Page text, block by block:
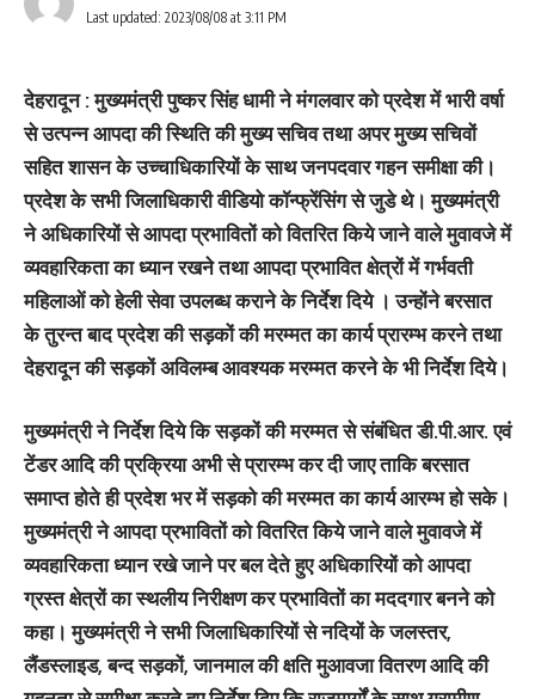
Last updated: 2023/08/08 at 3:11 PM
देहरादून : मुख्यमंत्री पुष्कर सिंह धामी ने मंगलवार को प्रदेश में भारी वर्षा
से उत्पन्न आपदा की स्थिति की मुख्य सचिव तथा अपर मुख्य सचिवों
सहित शासन के उच्चाधिकारियों के साथ जनपदवार गहन समीक्षा की।
प्रदेश के सभी जिलाधिकारी वीडियो कॉन्फ्रेंसिंग से जुडे थे। मुख्यमंत्री
ने अधिकारियों से आपदा प्रभावितों को वितरित किये जाने वाले मुवावजे में
व्यवहारिकता का ध्यान रखने तथा आपदा प्रभावित क्षेत्रों में गर्भवती
महिलाओं को हेली सेवा उपलब्ध कराने के निर्देश दिये । उन्होंने बरसात
के तुरन्त बाद प्रदेश की सड़कों की मरम्मत का कार्य प्रारम्भ करने तथा
देहरादून की सड़कों अविलम्ब आवश्यक मरम्मत करने के भी निर्देश दिये।
मुख्यमंत्री ने निर्देश दिये कि सड़कों की मरम्मत से संबंधित डी.पी.आर. एवं
टेंडर आदि की प्रक्रिया अभी से प्रारम्भ कर दी जाए ताकि बरसात
समाप्त होते ही प्रदेश भर में सड़को की मरम्मत का कार्य आरम्भ हो सके।
मुख्यमंत्री ने आपदा प्रभावितों को वितरित किये जाने वाले मुवावजे में
व्यवहारिकता ध्यान रखे जाने पर बल देते हुए अधिकारियों को आपदा
ग्रस्त क्षेत्रों का स्थलीय निरीक्षण कर प्रभावितों का मददगार बनने को
कहा। मुख्यमंत्री ने सभी जिलाधिकारियों से नदियों के जलस्तर,
लैंडस्लाइड, बन्द सड़कों, जानमाल की क्षति मुआवजा वितरण आदि की